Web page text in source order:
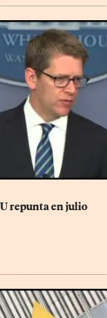
repunta en julio